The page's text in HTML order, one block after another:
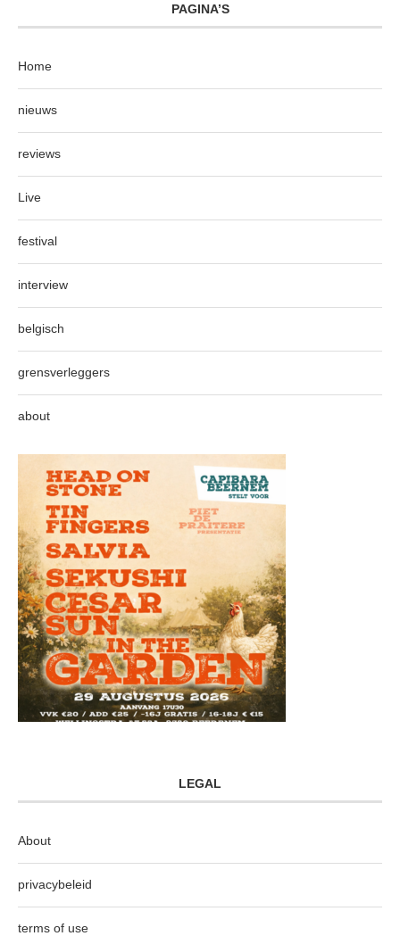
PAGINA’S
Home
nieuws
reviews
Live
festival
interview
belgisch
grensverleggers
about
LEGAL
About
privacybeleid
terms of use